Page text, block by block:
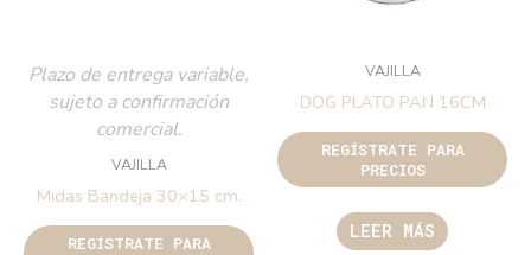
Plazo de entrega variable,
sujeto a confirmación
comercial.
VAJILLA
Midas Bandeja 30×15 cm.
REGÍSTRATE PARA
VAJILLA
DOG PLATO PAN 16CM
REGÍSTRATE PARA
PRECIOS
LEER MÁS